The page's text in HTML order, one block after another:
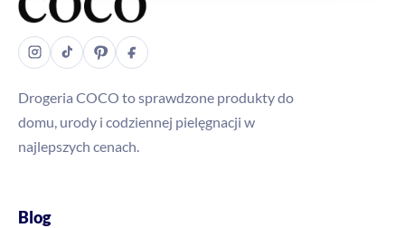
Drogeria COCO to sprawdzone produkty do
domu, urody i codziennej pielęgnacji w
najlepszych cenach.
Blog